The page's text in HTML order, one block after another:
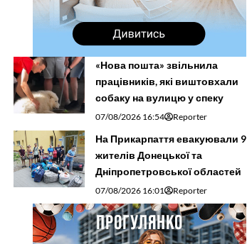
«Нова пошта» звільнила
працівників, які виштовхали
собаку на вулицю у спеку
07/08/2026 16:54 Reporter
На Прикарпаття евакуювали 9
жителів Донецької та
Дніпропетровської областей
07/08/2026 16:01 Reporter